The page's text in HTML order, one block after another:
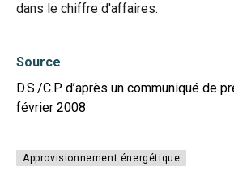
dans le chiffre d'affaires.
Source
D.S./C.P. d’après un communiqué de
février 2008
Approvisionnement énergétique